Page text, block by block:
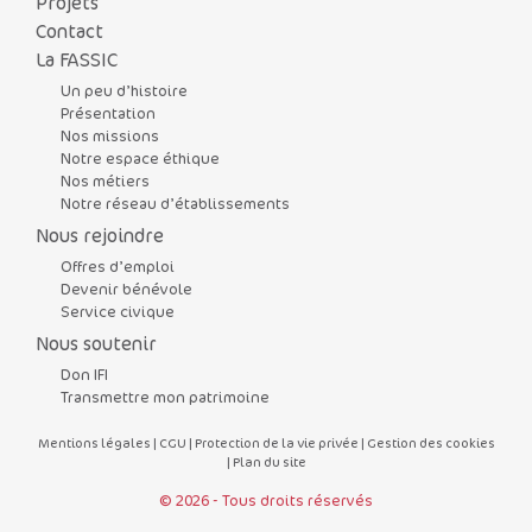
Contact
La FASSIC
Un peu d’histoire
Présentation
Nos missions
Notre espace éthique
Nos métiers
Notre réseau d’établissements
Nous rejoindre
Offres d’emploi
Devenir bénévole
Service civique
Nous soutenir
Don IFI
Transmettre mon patrimoine
Mentions légales | CGU | Protection de la vie privée | Gestion des cookies
| Plan du site
© 2026 - Tous droits réservés